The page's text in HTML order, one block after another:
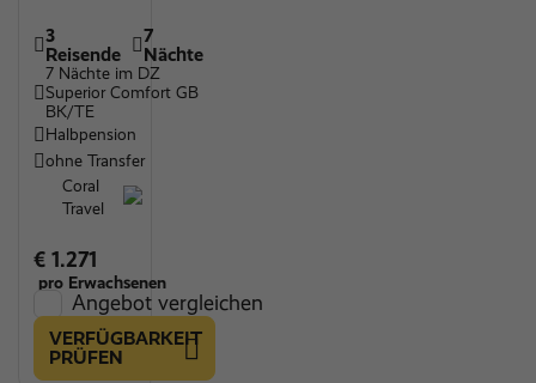
3
Reisende
7
Nächte
7 Nächte im DZ
Superior Comfort GB
BK/TE
Halbpension
ohne Transfer
Coral
Travel
€ 1.271
pro Erwachsenen
Angebot vergleichen
VERFÜGBARKEIT
PRÜFEN